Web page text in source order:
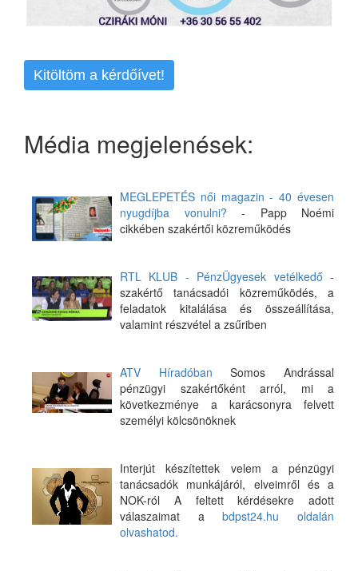
Kitöltöm a kérdőívet!
Média megjelenések:
MEGLEPETÉS női magazin - 40 évesen
nyugdíjba vonulni? - Papp Noémi
cikkében szakértői közreműködés
RTL KLUB - PénzÜgyesek vetélkedő -
szakértő tanácsadói közreműködés, a
feladatok kitalálása és összeállítása,
valamint részvétel a zsűriben
ATV Híradóban Somos Andrással
pénzügyi szakértőként arról, mi a
következménye a karácsonyra felvett
személyi kölcsönöknek
Interjút készítettek velem a pénzügyi
tanácsadók munkájáról, elveimről és a
NOK-ról A feltett kérdésekre adott
válaszaimat abdpst24.hu oldalán
olvashatod.